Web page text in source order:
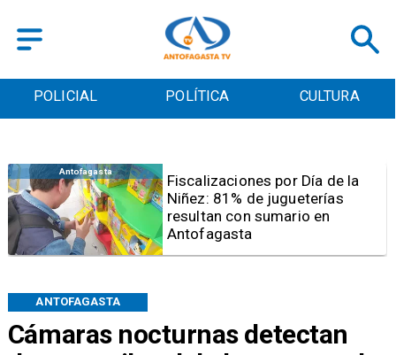
POLICIAL POLÍTICA CULTURA
Cámaras nocturnas detectan
ANTOFAGASTA
Antofagasta
Tribunal frena opción de pena
mixta para Karen Rojo por ahora